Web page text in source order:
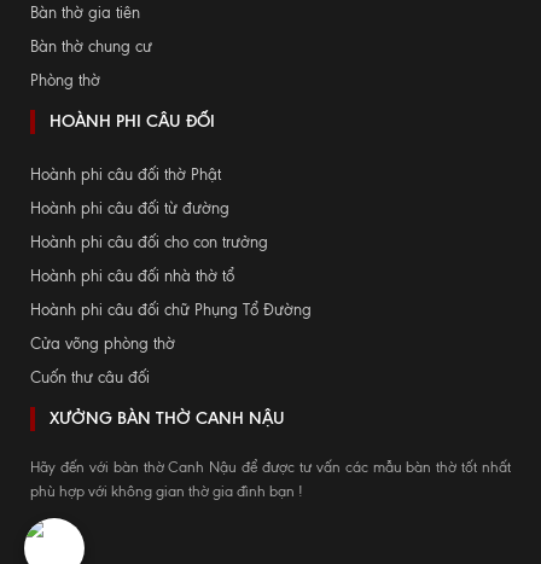
Bàn thờ gia tiên
Bàn thờ chung cư
Phòng thờ
HOÀNH PHI CÂU ĐỐI
Hoành phi câu đối thờ Phật
Hoành phi câu đối từ đường
Hoành phi câu đối cho con trưởng
Hoành phi câu đối nhà thờ tổ
Hoành phi câu đối chữ Phụng Tổ Đường
Cửa võng phòng thờ
Cuốn thư câu đối
XƯỞNG BÀN THỜ CANH NẬU
Hãy đến với bàn thờ Canh Nậu để được tư vấn các mẫu bàn thờ tốt nhất
phù hợp với không gian thờ gia đình bạn !